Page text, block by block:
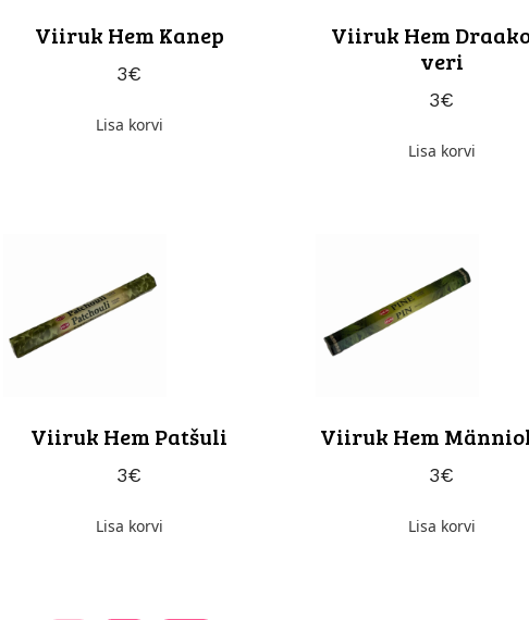
Viiruk Hem Kanep
€
3
Lisa korvi
Viiruk Hem
veri
€
3
Lisa korvi
Viiruk Hem Patšuli
€
3
Lisa korvi
Viiruk Hem
€
3
Lisa korvi
privaatsuspoliitikat.